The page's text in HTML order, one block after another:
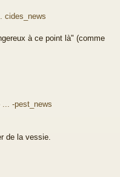
cides_news
à ce point là" (comme
... -pest_news
de la vessie.